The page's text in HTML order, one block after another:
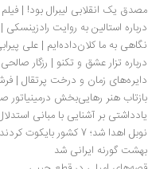
مصدق یک انقلابی لیبرال بود! | فیلم
درباره استالین به روایت
نگاهی به ما کلان‌داده‌ایم | علی
درباره تزار عشق و تکنو | رزگار صالحی
دایره‌های زمان و درخت پرتقال |
بازتاب هنر رهایی‌بخش
یادداشتی بر آشنایی با مبانی
نوبل اهدا شد؛ 7 کشور بایکوت کردند
بهشت گورنه ایرانی شد